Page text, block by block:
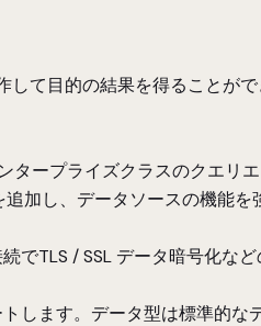
て目的の結果を得ることが
ープライズクラスのクエリ
加し、データソースの機能を
TLS / SSL データ暗号化な
します。データ型は標準的